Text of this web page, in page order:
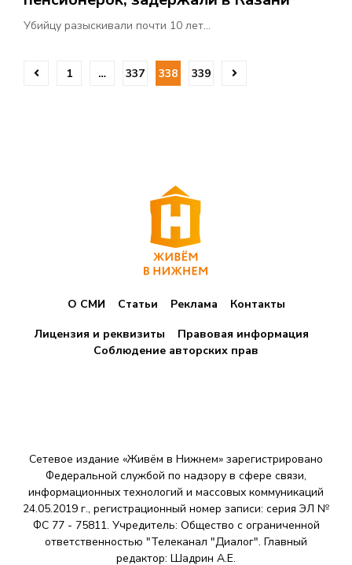
Убийцу разыскивали почти 10 лет...
П
з
е
й
1 … 337 338 339
О СМИ Статьи Реклама
Контакты
Лицензия и реквизиты
Правовая информация
Соблюдение авторских прав
Сетевое издание «Живём в Нижнем» зарегистрировано
Федеральной службой по надзору в сфере связи,
информационных технологий и массовых коммуникаций
24.05.2019 г., регистрационный номер записи: серия ЭЛ №
ФС 77 - 75811. Учредитель: Общество с ограниченной
ответственностью "Телеканал "Диалог". Главный
редактор: Шадрин A.E.